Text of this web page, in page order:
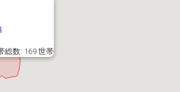
総数: 169 世帯